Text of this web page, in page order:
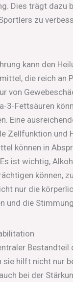
Dies trägt dazu
zu
kann den
die reich an
von
3-Fettsäuren
Eine
Zellfunktion und
können in
ist wichtig,
können,
nur die
und die Stimmung.
Bestandteil
sie hilft nicht nur
bei der